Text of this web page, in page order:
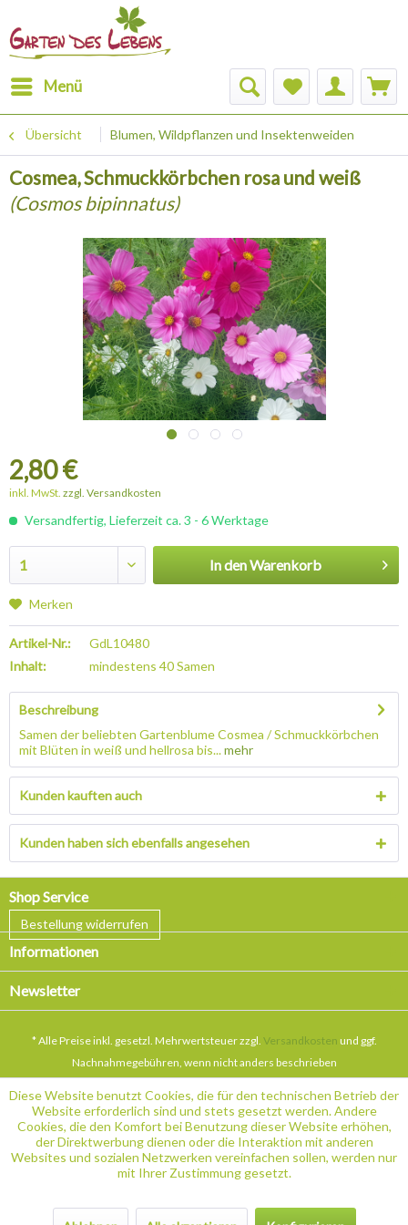
Menü
Übersicht Blumen, Wildpflanzen und Insektenweiden
Cosmea, Schmuckkörbchen rosa und weiß
(Cosmos bipinnatus)
2,80 €
inkl. MwSt. zzgl. Versandkosten
Versandfertig, Lieferzeit ca. 3 - 6 Werktage
In denWarenkorb
Merken
Artikel-Nr.:
GdL10480
Inhalt:
mindestens 40 Samen
Beschreibung
Samen der beliebten Gartenblume Cosmea / Schmuckkörbchen
mit Blüten in weiß und hellrosa bis...mehr
Kunden kauften auch
Kunden haben sich ebenfalls angesehen
Shop Service
Bestellung widerrufen
Informationen
Newsletter
* Alle Preise inkl. gesetzl. Mehrwertsteuer zzgl. Versandkosten und ggf.
Nachnahmegebühren, wenn nicht anders beschrieben
Diese Website benutzt Cookies, die für den technischen Betrieb der
Website erforderlich sind und stets gesetzt werden. Andere
Cookies, die den Komfort bei Benutzung dieser Website erhöhen,
der Direktwerbung dienen oder die Interaktion mit anderen
Websites und sozialen Netzwerken vereinfachen sollen, werden nur
mit Ihrer Zustimmung gesetzt.